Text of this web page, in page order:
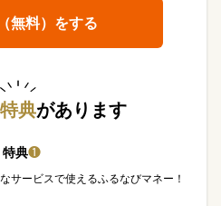
無料）をする
特典があります
特典❶
サービスで使えるふるなびマネー！